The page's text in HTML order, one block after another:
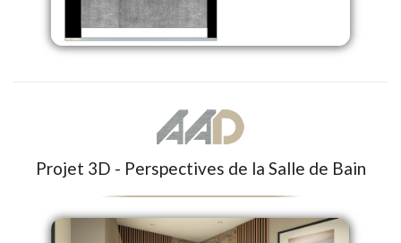
Projet 3D - Perspectives de la Salle de Bain